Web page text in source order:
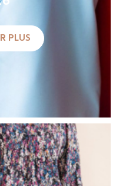
PLUS